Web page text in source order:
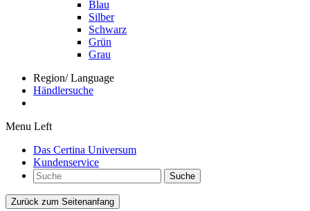
Blau
Silber
Schwarz
Grün
Grau
Region/ Language
Händlersuche
Menu Left
Das Certina Universum
Kundenservice
Suche
Zurück zum Seitenanfang